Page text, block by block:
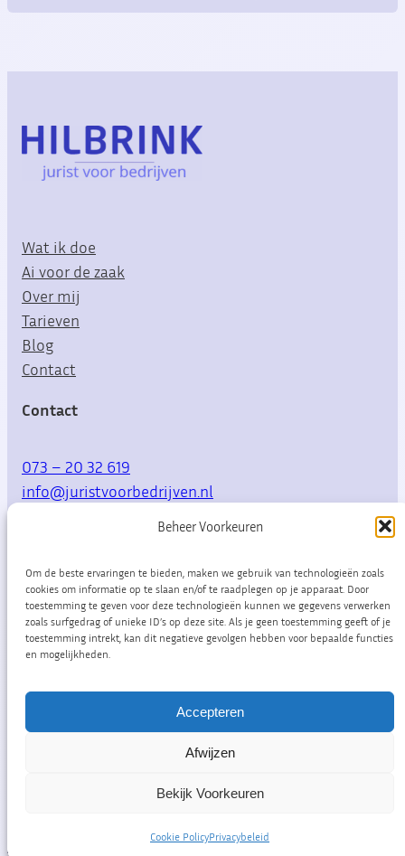
Beheer Voorkeuren
Om de beste ervaringen te bieden, maken we gebruik van technologieën zoals
cookies om informatie op te slaan en/of te raadplegen op je apparaat. Door
toestemming te geven voor deze technologieën kunnen we gegevens verwerken
zoals surfgedrag of unieke ID’s op deze site. Als je geen toestemming geeft of je
toestemming intrekt, kan dit negatieve gevolgen hebben voor bepaalde functies
en mogelijkheden.
Accepteren
Afwijzen
Bekijk Voorkeuren
Cookie PolicyPrivacybeleid
Wat ik doe
Ai voor de zaak
Over mij
Tarieven
Blog
Contact
Contact
073 – 20 32 619
info@juristvoorbedrijven.nl
5211 AK Den Bosch
LinkedIn
HILBRINK jurist
. Alle rechten
voorwaarden